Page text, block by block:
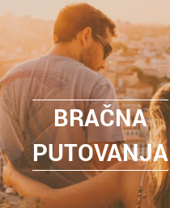
BRAČNA
PUTOVANJA